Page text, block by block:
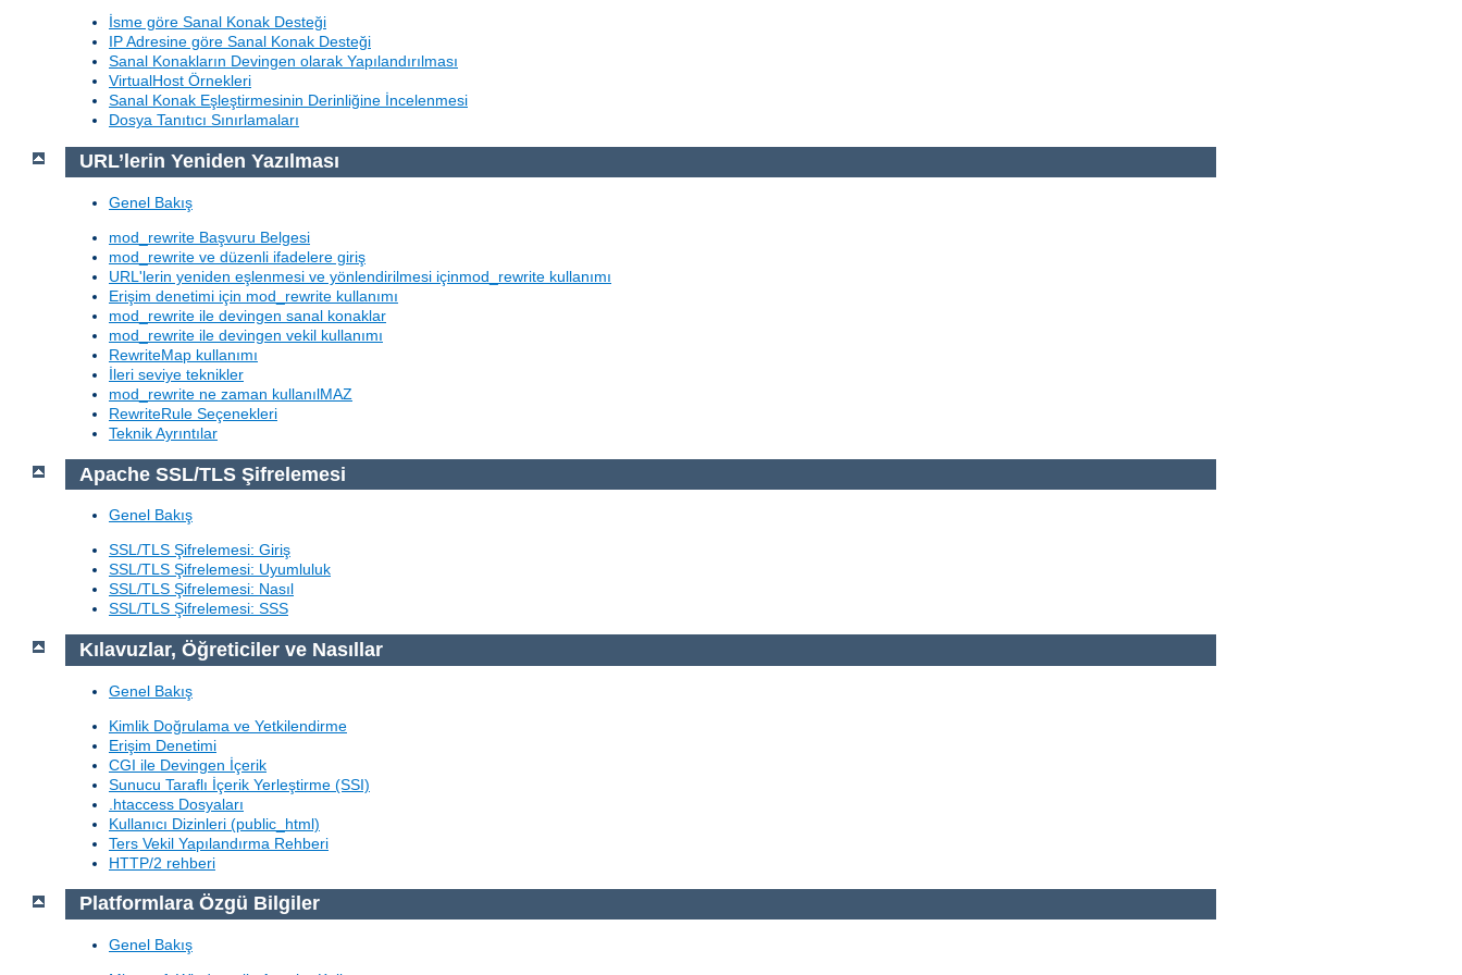
İsme göre Sanal Konak Desteği
IP Adresine göre Sanal Konak Desteği
Sanal Konakların Devingen olarak Yapılandırılması
VirtualHost Örnekleri
Sanal Konak Eşleştirmesinin Derinliğine İncelenmesi
Dosya Tanıtıcı Sınırlamaları
URL’lerin Yeniden Yazılması
Genel Bakış
mod_rewrite Başvuru Belgesi
mod_rewrite ve düzenli ifadelere giriş
URL'lerin yeniden eşlenmesi ve yönlendirilmesi içinmod_rewrite kullanımı
Erişim denetimi için mod_rewrite kullanımı
mod_rewrite ile devingen sanal konaklar
mod_rewrite ile devingen vekil kullanımı
RewriteMap kullanımı
İleri seviye teknikler
mod_rewrite ne zaman kullanılMAZ
RewriteRule Seçenekleri
Teknik Ayrıntılar
Apache SSL/TLS Şifrelemesi
Genel Bakış
SSL/TLS Şifrelemesi: Giriş
SSL/TLS Şifrelemesi: Uyumluluk
SSL/TLS Şifrelemesi: Nasıl
SSL/TLS Şifrelemesi: SSS
Kılavuzlar, Öğreticiler ve Nasıllar
Genel Bakış
Kimlik Doğrulama ve Yetkilendirme
Erişim Denetimi
CGI ile Devingen İçerik
Sunucu Taraflı İçerik Yerleştirme (SSI)
.htaccess Dosyaları
Kullanıcı Dizinleri (public_html)
Ters Vekil Yapılandırma Rehberi
HTTP/2 rehberi
Platformlara Özgü Bilgiler
Genel Bakış